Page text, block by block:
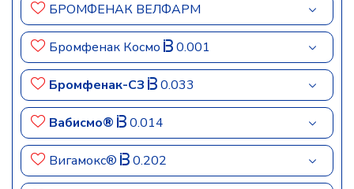
БРОМФЕНАК ВЕЛФАРМ
Бромфенак Космо 0.001
Бромфенак-СЗ 0.033
Вабисмо® 0.014
Вигамокс® 0.202